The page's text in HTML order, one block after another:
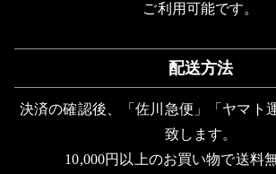
ご利用可能です。
配送方法
決済の確認後、「佐川急便」「ヤマト
致します。
10,000円以上のお買い物で送料